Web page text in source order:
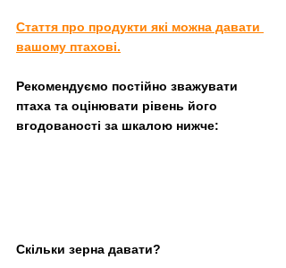
Стаття про продукти які можна давати
вашому птахові.
Рекомендуємо постійно зважувати
птаха та оцінювати рівень його
вгодованості за шкалою нижче:
Скільки зерна давати?